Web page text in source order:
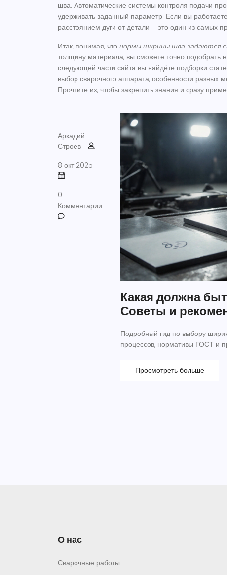
шва. Автоматические системы контроля подачи
удерживать заданный параметр. Если вы
расстоянием дуги от детали – это один из самых
Итак, понимая, что нормы ширины шва задаются
толщину материала, вы сможете точно подобрать
следующей части сайта вы найдёте подборки
выбор сварочного аппарата, особенности разных
Прочтите их, чтобы закрепить знания и сразу
Аркадий
Строев
8 окт 2025
0
Комментарии
Какая должна
Советы и
Подробный гид по выбору
процессов, нормативы ГОСТ и
Просмотреть больше
О нас
Сварочные работы